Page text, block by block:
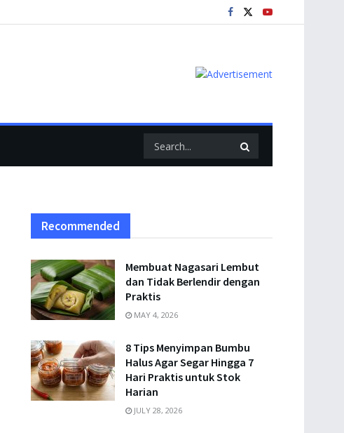
Recommended
Membuat Nagasari Lembut
dan Tidak Berlendir dengan
Praktis
MAY 4, 2026
8 Tips Menyimpan Bumbu
Halus Agar Segar Hingga 7
Hari Praktis untuk Stok
Harian
JULY 28, 2026